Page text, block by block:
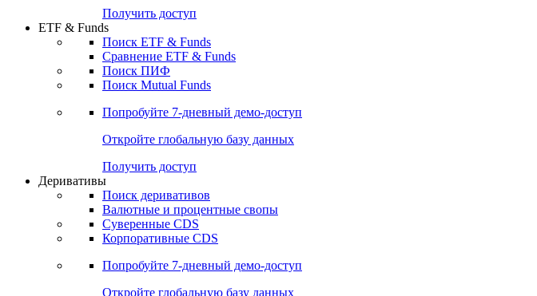
Попробуйте7-дневный
Откройте глобальную базу данных
Получить доступ
ETF & Funds
Поиск ETF & Funds
Сравнение ETF & Funds
Поиск ПИФ
Поиск Mutual Funds
Попробуйте7-дневный
Откройте глобальную базу данных
Получить доступ
Деривативы
Поиск деривативов
Валютные и процентные свопы
Суверенные CDS
Корпоративные CDS